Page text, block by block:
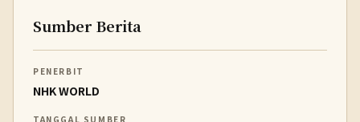
Sumber Berita
PENERBIT
NHK WORLD
TANGGAL SUMBER